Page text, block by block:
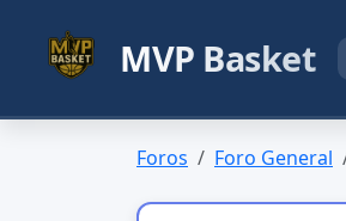
MVP Basket
Foros Foro General